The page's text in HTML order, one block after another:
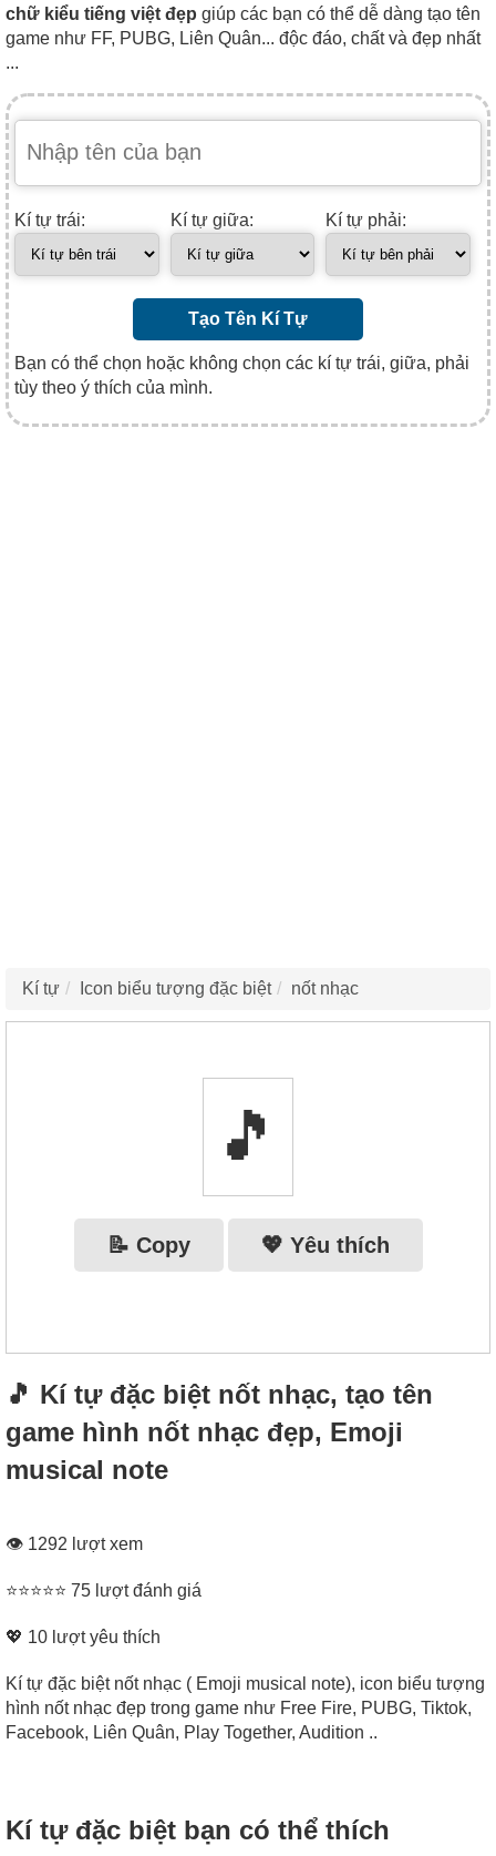
chữ kiểu tiếng việt đẹp giúp các bạn có thể dễ dàng tạo tên
game như FF, PUBG, Liên Quân... độc đáo, chất và đẹp nhất
...
Kí tự trái: Kí tự giữa: Kí tự phải:
Tạo Tên Kí Tự
Bạn có thể chọn hoặc không chọn các kí tự trái, giữa, phải
tùy theo ý thích của mình.
Kí tự Icon biểu tượng đặc biệt nốt nhạc
🎵
📝 Copy 💖 Yêu thích
🎵 Kí tự đặc biệt nốt nhạc, tạo tên
game hình nốt nhạc đẹp, Emoji
musical note
👁 1292 lượt xem
⭐⭐⭐⭐⭐ 75 lượt đánh giá
💖 10 lượt yêu thích
Kí tự đặc biệt nốt nhạc ( Emoji musical note), icon biểu tượng
hình nốt nhạc đẹp trong game như Free Fire, PUBG, Tiktok,
Facebook, Liên Quân, Play Together, Audition ..
Kí tự đặc biệt bạn có thể thích